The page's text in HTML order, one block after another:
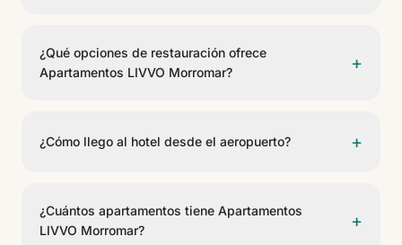
¿Qué opciones de restauración ofrece
Apartamentos LIVVO Morromar?
+
Ofrecen servicio de buffet, lobby bar, bar de piscina.
¿Cómo llego al hotel desde el aeropuerto? +
transfer privado o coche de alquiler.
¿Cuántos apartamentos tiene Apartamentos
LIVVO Morromar?
+